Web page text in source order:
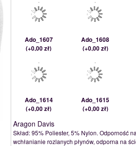
Ado_1607
(+0,00 zł)
Ado_1608
(+0,00 zł)
Ado_1614
(+0,00 zł)
Ado_1615
(+0,00 zł)
Aragon Davis
Skład: 95% Poliester, 5% Nylon. Odporność
wchłanianie rozlanych płynów, odporna na